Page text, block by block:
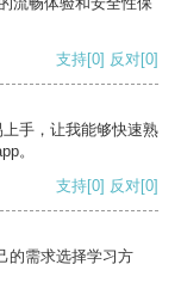
支持[0] 反对[0]
手，让我能够快速熟
。
支持[0] 反对[0]
的需求选择学习方